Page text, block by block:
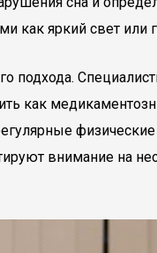
как яркий свет или
подхода.
как
внимание на